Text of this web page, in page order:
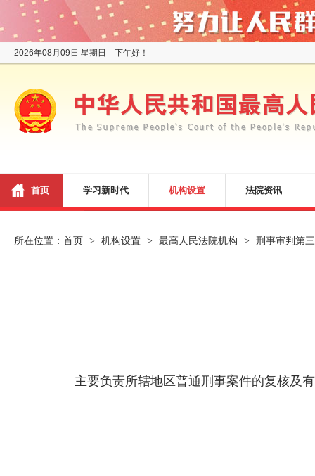
2026年08月09日 星期日 下午好！
首页 学习新时代 机构设置 法院资讯
所在位置： 首页 > 机构设置 > 最高人民法院机构 > 刑事审判第
主要负责所辖地区普通刑事案件的复核及